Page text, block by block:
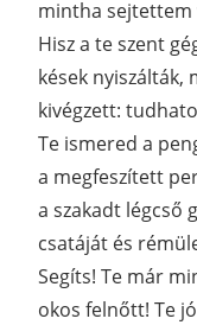
mintha sejtettem
Hisz a te szent
kések nyiszálták,
kivégzett:
Te ismered a
a megfeszített
a szakadt légcső
csatáját és
Segíts! Te már
okos felnőtt! Te